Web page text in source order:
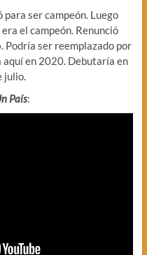
para ser campeón. Luego
el campeón. Renunció
. Podría ser reemplazado por
aquí en 2020. Debutaría en
julio.
País: